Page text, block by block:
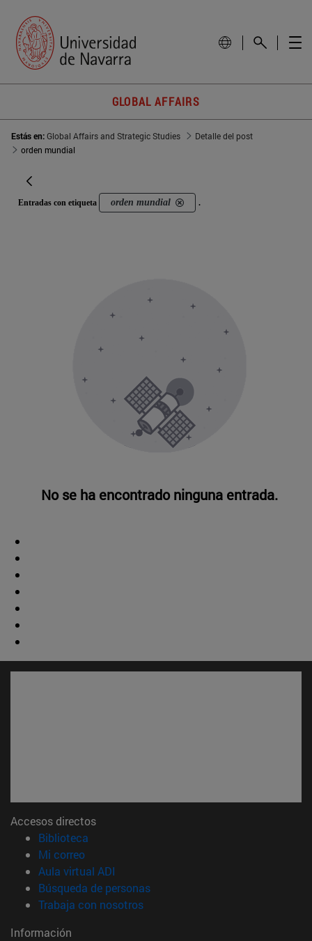
GLOBAL AFFAIRS
Estás en:Global Affairs and Strategic Studies
Detalle del post
orden mundial
Entradas con etiqueta orden mundial .
No se ha encontrado ninguna entrada.
Accesos directos
Biblioteca
Mi correo(abre en nueva ventana)
Aula virtual ADI
Búsqueda de personas(abre en nueva ventana)
Trabaja con nosotros(abre en nueva ventana)
Información